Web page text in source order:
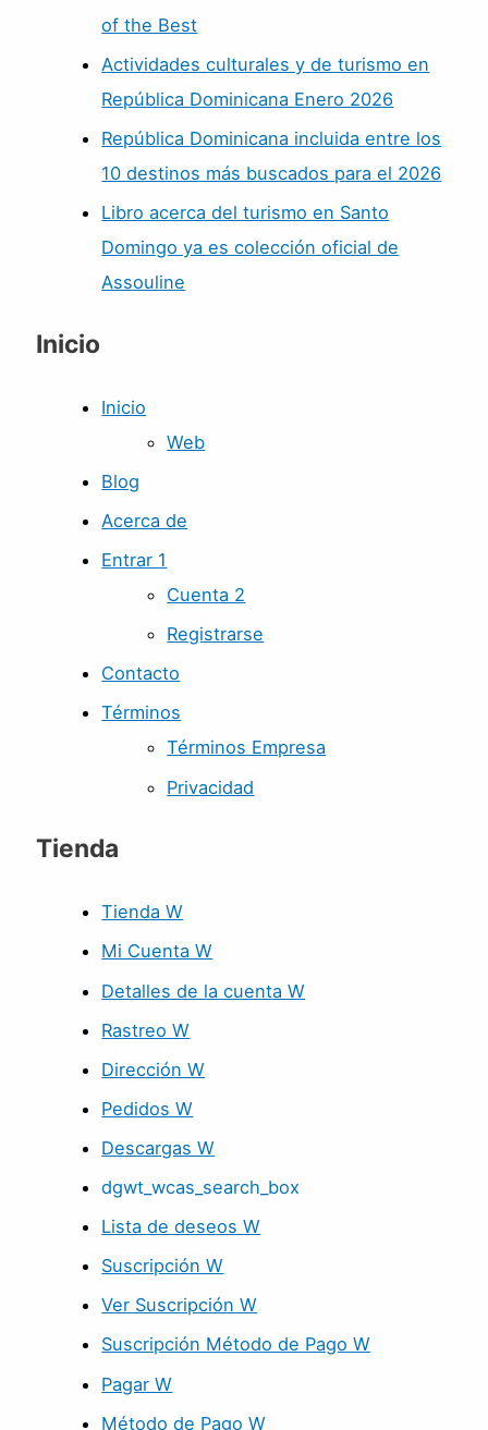
of the Best
Actividades culturales y de turismo en
República Dominicana Enero 2026
República Dominicana incluida entre los
10 destinos más buscados para el 2026
Libro acerca del turismo en Santo
Domingo ya es colección oficial de
Assouline
Inicio
Inicio
Web
Blog
Acerca de
Entrar 1
Cuenta 2
Registrarse
Contacto
Términos
Términos Empresa
Privacidad
Tienda
Tienda W
Mi Cuenta W
Detalles de la cuenta W
Rastreo W
Dirección W
Pedidos W
Descargas W
dgwt_wcas_search_box
Lista de deseos W
Suscripción W
Ver Suscripción W
Suscripción Método de Pago W
Pagar W
Método de Pago W